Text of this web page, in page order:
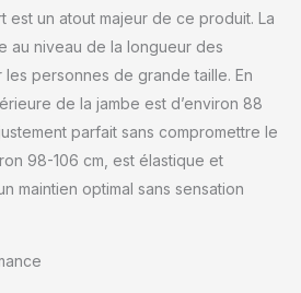
1x Helly Hansen Homme
Pantalon Imperméable
Loke,L,Noir
est un atout majeur de ce produit. La
au niveau de la longueur des
personnes de grande taille. En
de la jambe est d’environ 88
parfait sans compromettre le
98-106 cm, est élastique et
maintien optimal sans sensation